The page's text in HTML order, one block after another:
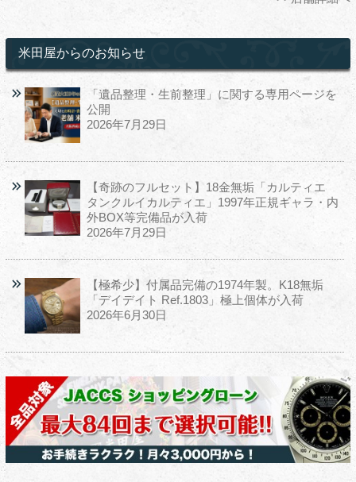
米田屋からのお知らせ
「遺品整理・生前整理」に関する専用ページを
公開
2026年7月29日
【奇跡のフルセット】18金無垢「カルティエ
タンクルイカルティエ」1997年正規ギャラ・内
外BOX等完備品が入荷
2026年7月29日
【極希少】付属品完備の1974年製。K18無垢
「デイデイト Ref.1803」極上個体が入荷
2026年6月30日